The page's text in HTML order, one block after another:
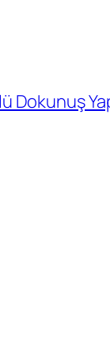
Dokunuş